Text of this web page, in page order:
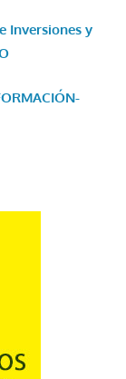
Inversiones y